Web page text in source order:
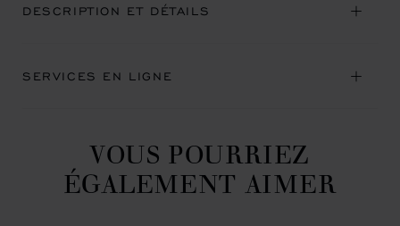
DESCRIPTION ET DÉTAILS
SERVICES EN LIGNE
VOUS POURRIEZ
ÉGALEMENT AIMER